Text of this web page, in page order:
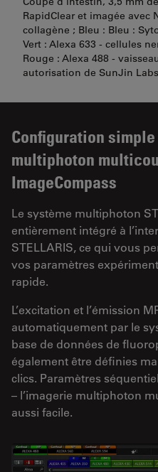
RapidClear et imagée avec
collagène ; Bleu : Bleu :
Vert : Alexa 633 - cellules
Rouge : Alexa 488 -
autorisation de SunJin
Configuration
multiphoton
ImageCompass
Le système multiphoton
entièrement intégré à
STELLARIS, ce qui vous
vos paramètres
rapide.
L’excitation et l’émission
automatiquement par le
base de données de
également être définies
clics. Paramètres
– l’imagerie multiphoton
aussi facile.